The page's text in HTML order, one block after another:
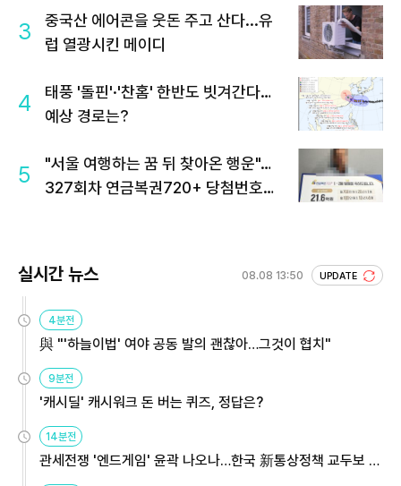
3
중국산 에어콘을 웃돈 주고 산다...유
럽 열광시킨 메이디
4
태풍 '돌핀'·'찬홈' 한반도 빗겨간다…
예상 경로는?
5
"서울 여행하는 꿈 뒤 찾아온 행운"…
327회차 연금복권720+ 당첨번호조
실시간 뉴스 08.08 13:50 UPDATE
4분전
與 "'하늘이법' 여야 공동 발의 괜찮아…그것이 협치"
9분전
'캐시딜' 캐시워크 돈 버는 퀴즈, 정답은?
14분전
관세전쟁 '엔드게임' 윤곽 나오나…한국 新통상정책 교두보 활
용해야